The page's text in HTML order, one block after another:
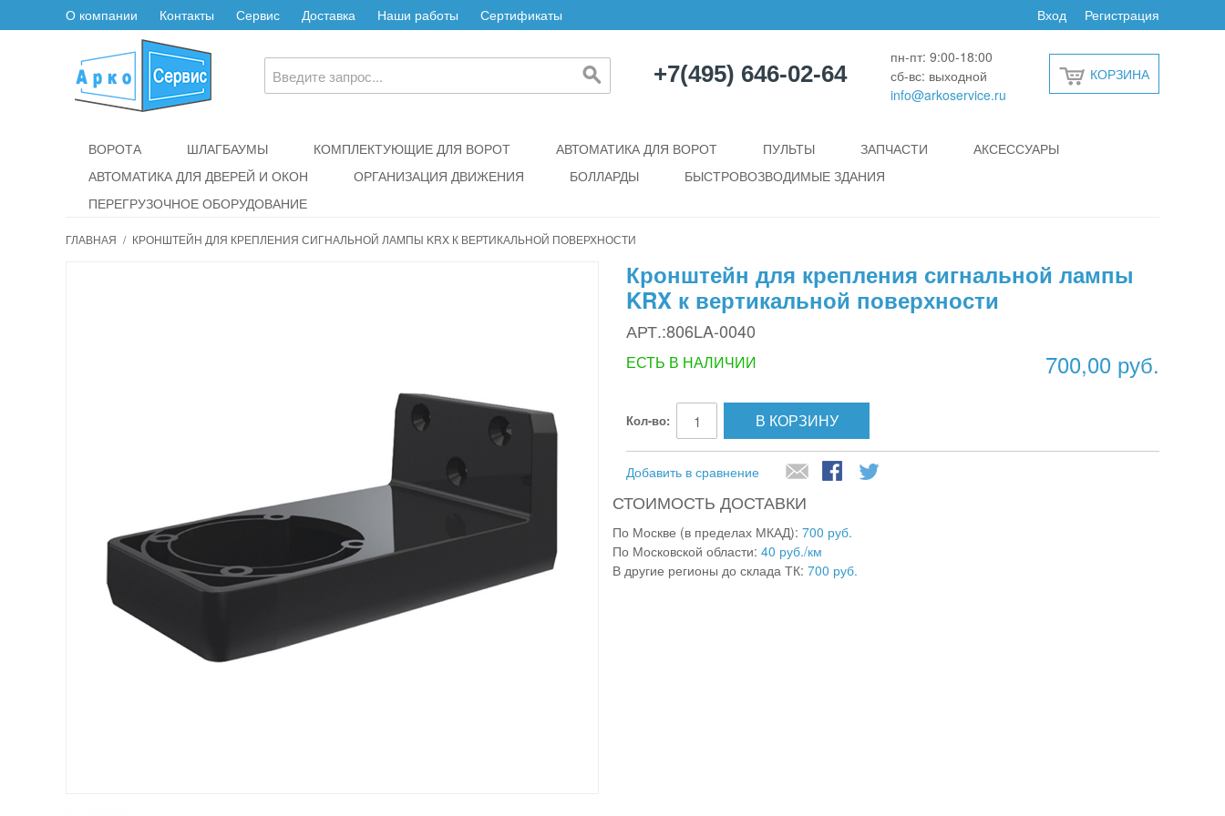
О компании Контакты Сервис Доставка Наши работы Сертификаты Регистрация
Вход
+7(495) 646-02-64
пн-пт: 9:00-18:00
сб-вс: выходной
info@arkoservice.ru
КОРЗИНА
ВОРОТА ШЛАГБАУМЫ КОМПЛЕКТУЮЩИЕ ДЛЯ ВОРОТ АВТОМАТИКА ДЛЯ ВОРОТ ПУЛЬТЫ ЗАПЧАСТИ
АКСЕССУАРЫ
АВТОМАТИКА ДЛЯ ДВЕРЕЙ И ОКОН
ОРГАНИЗАЦИЯ ДВИЖЕНИЯ БОЛЛАРДЫ
БЫСТРОВОЗВОДИМЫЕ ЗДАНИЯ
ПЕРЕГРУЗОЧНОЕ ОБОРУДОВАНИЕ
ГЛАВНАЯ / КРОНШТЕЙН ДЛЯ КРЕПЛЕНИЯ СИГНАЛЬНОЙ ЛАМПЫ KRX К ВЕРТИКАЛЬНОЙ ПОВЕРХНОСТИ
Кронштейн для крепления сигнальной лампы
KRX к вертикальной поверхности
АРТ.:806LA-0040
700,00 руб.
ЕСТЬ В НАЛИЧИИ
Кол-во: В КОРЗИНУ
Добавить в сравнение
СТОИМОСТЬ ДОСТАВКИ
По Москве (в пределах МКАД): 700 руб.
По Московской области: 40 руб./км
В другие регионы до склада ТК: 700 руб.